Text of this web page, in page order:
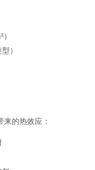
）
的热效应：